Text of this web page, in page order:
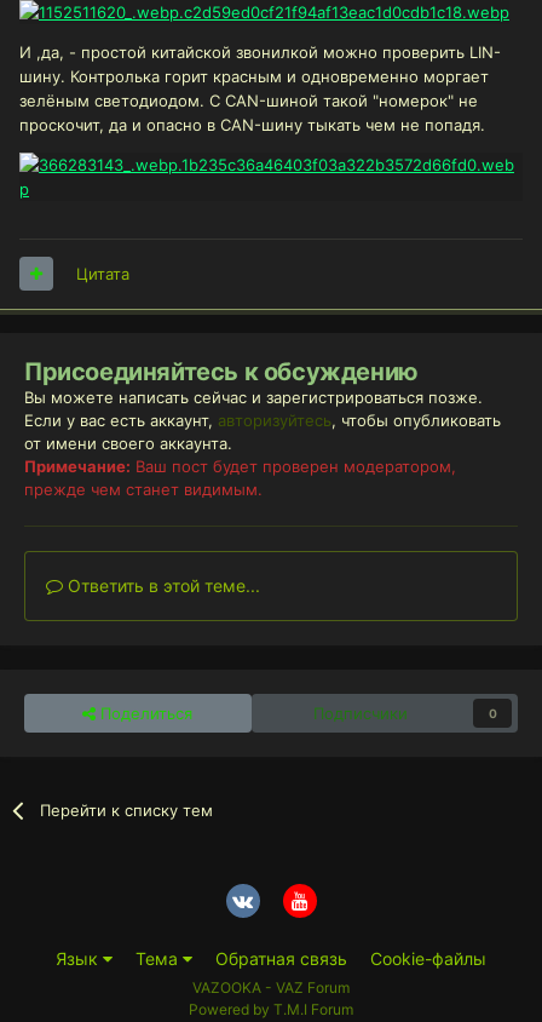
И ,да, - простой китайской звонилкой можно проверить LIN-
шину. Контролька горит красным и одновременно моргает
зелёным светодиодом. С CAN-шиной такой "номерок" не
проскочит, да и опасно в CAN-шину тыкать чем не попадя.
Цитата
Присоединяйтесь к обсуждению
Вы можете написать сейчас и зарегистрироваться позже.
Если у вас есть аккаунт, авторизуйтесь, чтобы опубликовать
от имени своего аккаунта.
Примечание: Ваш пост будет проверен модератором,
прежде чем станет видимым.
Ответить в этой теме...
Поделиться Подписчики 0
Перейти к списку тем
Язык Тема Обратная связь Cookie-файлы
VAZOOKA - VAZ Forum
Powered by T.M.I Forum